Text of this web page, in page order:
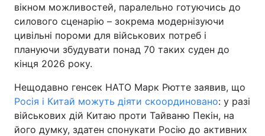
вікном можливостей, паралельно готуючись до
силового сценарію – зокрема модернізуючи
цивільні пороми для військових потреб і
плануючи збудувати понад 70 таких суден до
кінця 2026 року.
Нещодавно генсек НАТО Марк Рютте заявив, що
Росія і Китай можуть діяти скоординовано: у разі
військових дій Китаю проти Тайваню Пекін, на
його думку, здатен спонукати Росію до активних